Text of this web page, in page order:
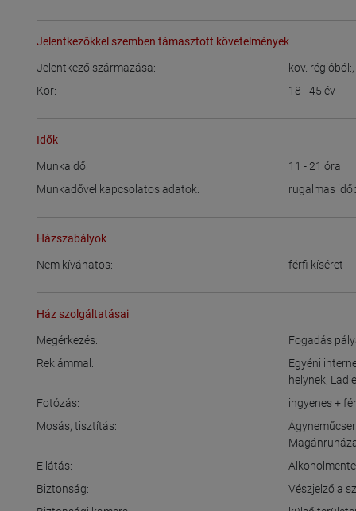
Jelentkezőkkel szemben támasztott követelmények
Jelentkező származása: köv. régióból:,
Kor:
18 - 45 év
Idők
Munkaidő: 11 - 21 óra
Munkadővel kapcsolatos adatok:
rugalmas
Házszabályok
Nem kívánatos: férfi kíséret
Ház szolgáltatásai
Megérkezés:
Fogadás
Reklámmal:
Egyéni
helynek,
Fotózás:
ingyenes +
Mosás, tisztítás:
Ellátás:
Biztonság:
Vészjelző a